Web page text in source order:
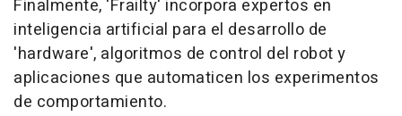
Finalmente, 'Frailty' incorpora expertos en
inteligencia artificial para el desarrollo de
'hardware', algoritmos de control del robot y
aplicaciones que automaticen los experimentos
de comportamiento.